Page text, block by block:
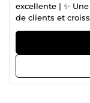
excellente | ✨
de clients et croissance
accueillir ici Si
attirer davantage
grâce au digital,
Audry SAHOSSI
croissance